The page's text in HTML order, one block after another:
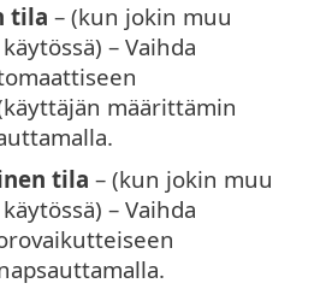
tila – (kun jokin muu
– Vaihda
määrittämin
tila – (kun jokin muu
– Vaihda